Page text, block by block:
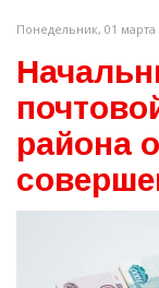
Понедельник, 01 марта
района